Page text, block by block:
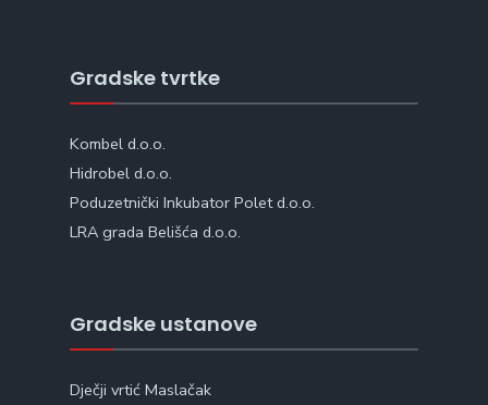
Gradske tvrtke
Kombel d.o.o.
Hidrobel d.o.o.
Poduzetnički Inkubator Polet d.o.o.
LRA grada Belišća d.o.o.
Gradske ustanove
Dječji vrtić Maslačak